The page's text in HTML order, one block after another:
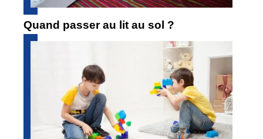
Quand passer au lit au sol ?